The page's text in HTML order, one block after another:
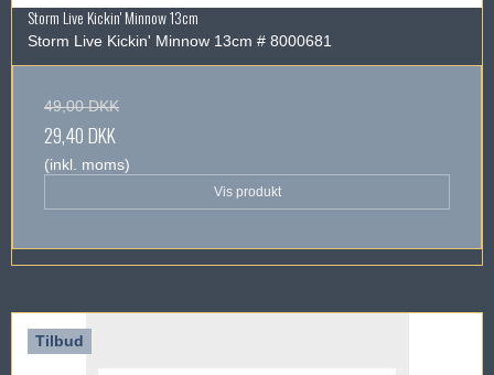
Storm Live Kickin' Minnow 13cm
Storm Live Kickin' Minnow 13cm # 8000681
49,00 DKK
29,40 DKK
(inkl. moms)
Vis produkt
Tilbud